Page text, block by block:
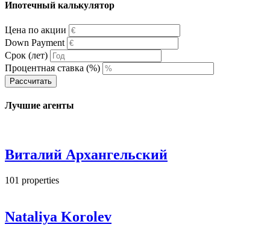
Ипотечный калькулятор
Цена по акции
Down Payment
Срок (лет)
Процентная ставка (%)
Рассчитать
Лучшие агенты
Виталий Архангельский
101 properties
Nataliya Korolev